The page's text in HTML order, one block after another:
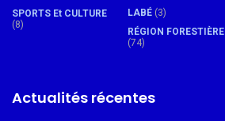
SPORTS Et CULTURE
(8)
LABÉ (3)
RÉGION FORESTIÈRE
(74)
Actualités récentes